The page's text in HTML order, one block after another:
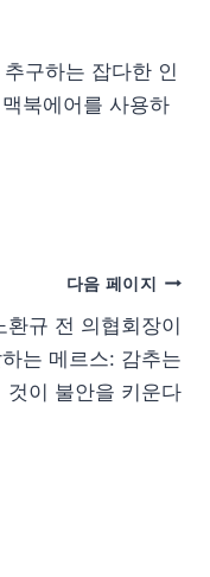
구하는 잡다한 인
북에어를 사용하
다음 페이지
환규 전 의협회장이
는 메르스: 감추는
것이 불안을 키운다